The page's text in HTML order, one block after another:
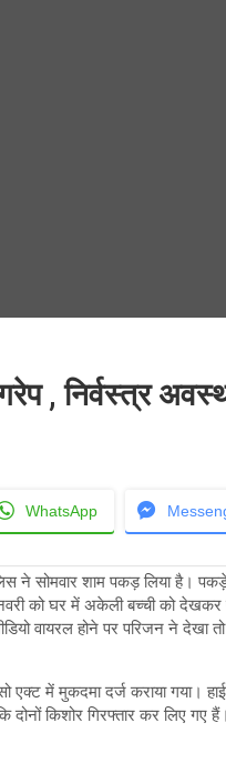
, निर्वस्त्र
WhatsApp
ने सोमवार शाम पकड़ लिया है।
को घर में अकेली बच्ची को
वायरल होने पर परिजन ने
एक्ट में मुकदमा दर्ज कराया गया।
किशोर गिरफ्तार कर लिए गए